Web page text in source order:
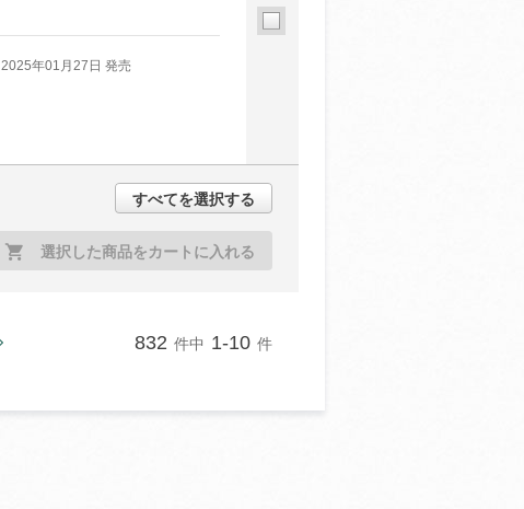
2025年01月27日 発売
すべてを選択する
選択した商品をカートに入れる
832 件中 1-10 件